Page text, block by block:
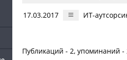
17.03.2017 ИТ-
Публикаций - 2, упоминаний -